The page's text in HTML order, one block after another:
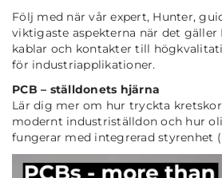
Följ med när vår expert, Hunter,
viktigaste aspekterna när det gäller
kablar och kontakter till
för industriapplikationer.
PCB – ställdonets hjärna
Lär dig mer om hur tryckta
modernt industriställdon och hur
fungerar med integrerad styrenhet